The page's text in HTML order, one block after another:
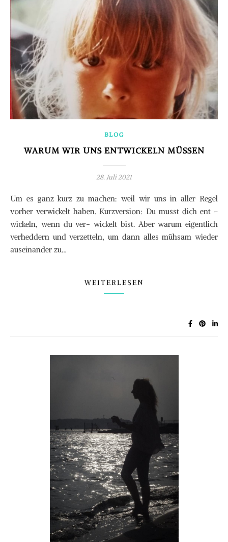
BLOG
WARUM WIR UNS ENTWICKELN MÜSSEN
28. Juli 2021
Um es ganz kurz zu machen: weil wir uns in aller Regel
vorher verwickelt haben. Kurzversion: Du musst dich ent –
wickeln, wenn du ver- wickelt bist. Aber warum eigentlich
verheddern und verzetteln, um dann alles mühsam wieder
auseinander zu…
WEITERLESEN